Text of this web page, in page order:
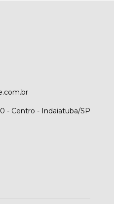
- Centro - Indaiatuba/SP